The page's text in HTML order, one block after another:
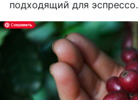
подходящий для эспрессо.